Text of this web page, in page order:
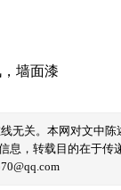
， 墙面漆
无关。本网对文中
息，转载目的在于